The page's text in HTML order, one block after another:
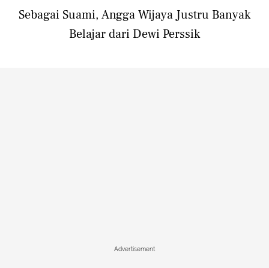
Sebagai Suami, Angga Wijaya Justru Banyak
Belajar dari Dewi Perssik
Advertisement